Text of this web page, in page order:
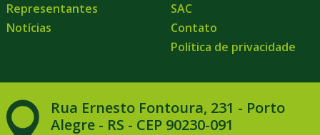
Representantes
Notícias
SAC
Contato
Política de privacidade
Rua Ernesto Fontoura, 231 - Porto
Alegre - RS - CEP 90230-091